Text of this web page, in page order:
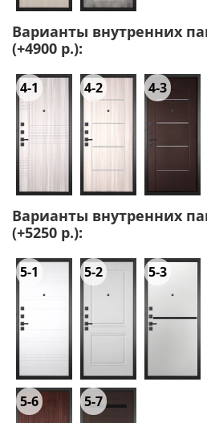
Варианты внутренних
(+4900 р.):
4-1 4-2 4-3
Варианты внутренних
(+5250 р.):
5-1 5-2 5-3
5-6 5-7